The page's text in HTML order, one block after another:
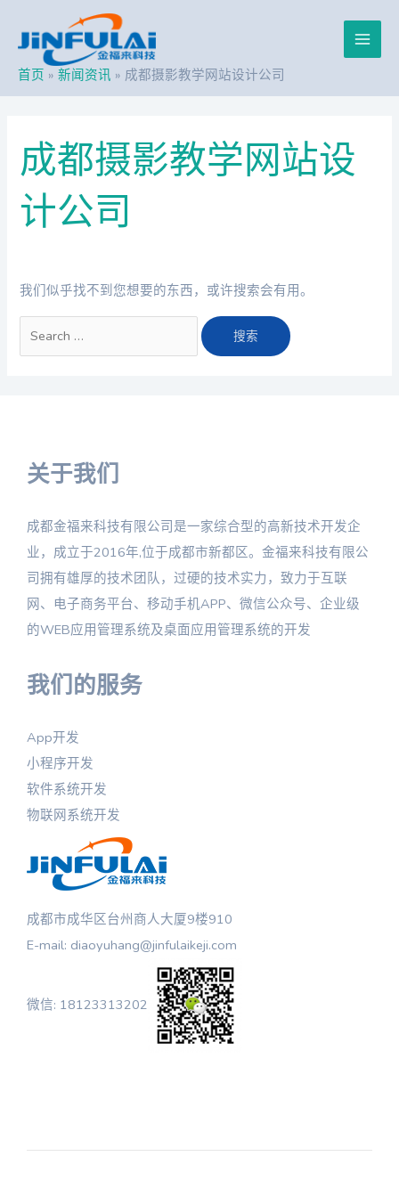
Main
首页 新闻资讯 成都摄影教学网站设计公司
成都摄影教学网站设
计公司
我们似乎找不到您想要的东西，或许搜索会有用。
索：
关于我们
成都金福来科技有限公司是一家综合型的高新技术开发企
业，成立于2016年,位于成都市新都区。金福来科技有限公
司拥有雄厚的技术团队，过硬的技术实力，致力于互联
网、电子商务平台、移动手机APP、微信公众号、企业级
的WEB应用管理系统及桌面应用管理系统的开发
我们的服务
App开发
小程序开发
软件系统开发
物联网系统开发
成都市成华区台州商人大厦9楼910
E-mail: diaoyuhang@jinfulaikeji.com
微信: 18123313202